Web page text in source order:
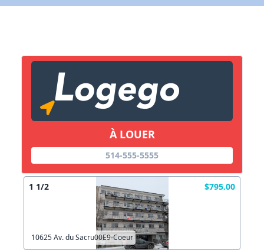
À LOUER
514-555-5555
1 1/2 $795.00
10625 Av. du Sacru00E9-Coeur
X Fermer
Lien vers inscription (sera inclus dans courriel)
Copier lien
X Fermer